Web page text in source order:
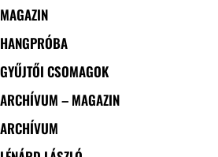
MAGAZIN
HANGPRÓBA
GYŰJTŐI CSOMAGOK
ARCHÍVUM – MAGAZIN
ARCHÍVUM